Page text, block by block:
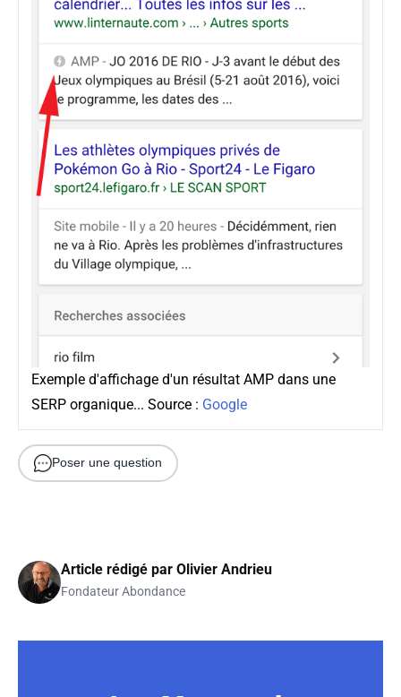
Exemple d'affichage d'un résultat AMP dans une
SERP organique... Source : Google
Poser une question
Article rédigé par Olivier Andrieu
Fondateur Abondance